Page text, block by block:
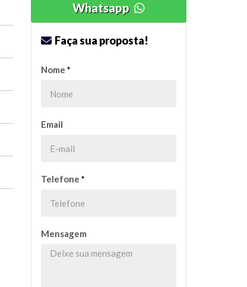
Whatsapp
Faça sua proposta!
Nome *
Email
Telefone *
Mensagem